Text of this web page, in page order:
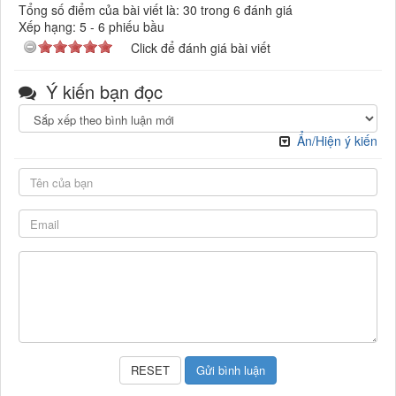
Tổng số điểm của bài viết là: 30 trong 6 đánh giá
Xếp hạng: 5 - 6 phiếu bầu
Click để đánh giá bài viết
Ý kiến bạn đọc
Ẩn/Hiện ý kiến